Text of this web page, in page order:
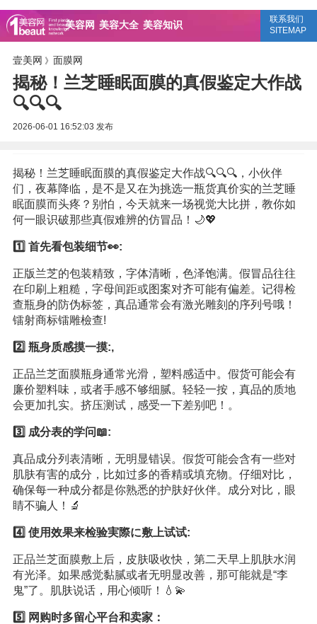
美容网 美容大全 美容知识
联系我们
SITEMAP
壹美网 》 面膜网
揭秘！兰芝睡眠面膜的真假鉴定大作战
🔍🔍🔍
2026-06-01 16:52:03 发布
揭秘！兰芝睡眠面膜的真假鉴定大作战🔍🔍🔍，小伙伴
们，夜幕降临，是不是又在为挑选一瓶货真价实的兰芝睡
眠面膜而头疼？别怕，今天就来一场视觉大比拼，教你如
何一眼识破那些真假难辨的仿冒品！🌙💖
1️⃣ 首先看包装细节👀:
正版兰芝的包装精致，字体清晰，色泽饱满。假冒品往往
在印刷上粗糙，字母间距或图案对齐可能有偏差。记得检
查瓶身的防伪标签，真品通常会有激光雕刻的序列号哦！
镭射商标镭雕檢查!
2️⃣ 瓶身质感摸一摸:,
正品兰芝面膜瓶身通常光滑，塑料感适中。假货可能会有
廉价塑料味，或者手感不够细腻。轻轻一按，真品的质地
会更加扎实。挤压测试，感受一下差别吧！。
3️⃣ 成分表的学问📖:
真品成分列表清晰，无明显错误。假货可能会含有一些对
肌肤有害的成分，比如过多的香精或填充物。仔细对比，
确保每一种成分都是你熟悉的护肤好伙伴。成分对比，眼
睛不骗人！🔬
4️⃣ 使用效果来检验実際に敷上试试:
正品兰芝面膜敷上后，皮肤吸收快，第二天早上肌肤水润
有光泽。如果感觉黏腻或者无明显改善，那可能就是“李
鬼”了。肌肤说话，用心倾听！💧💫
5️⃣ 网购时多留心平台和卖家：